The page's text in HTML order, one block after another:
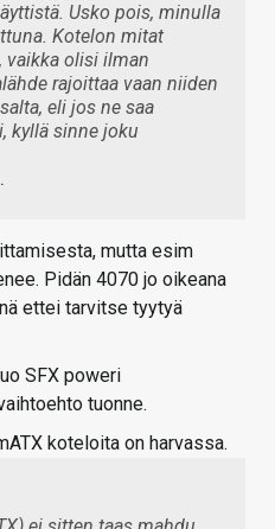
Usko pois, minulla
Kotelon mitat
vaikka olisi ilman
rajoittaa vaan niiden
eli jos ne saa
kyllä sinne joku
mutta esim
Pidän 4070 jo oikeana
ettei tarvitse tyytyä
SFX poweri
tuonne.
koteloita on harvassa.